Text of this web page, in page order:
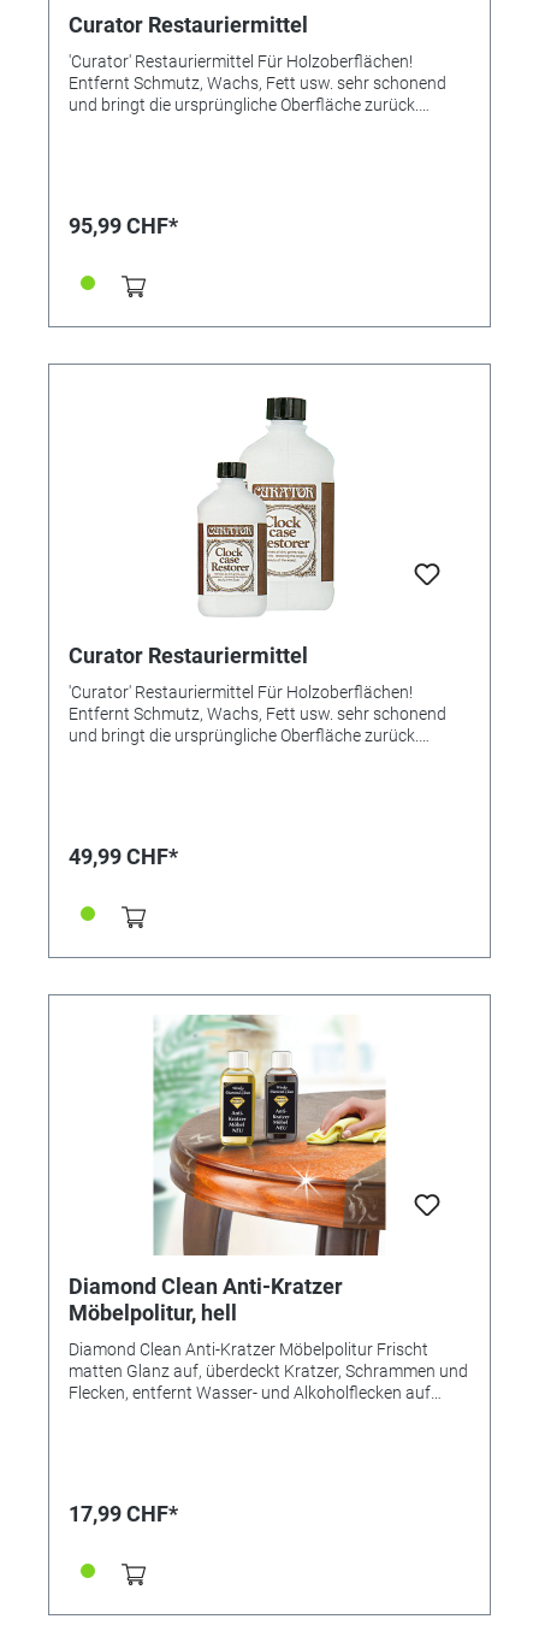
Curator Restauriermittel
'Curator' Restauriermittel Für Holzoberflächen!
Entfernt Schmutz, Wachs, Fett usw. sehr schonend
und bringt die ursprüngliche Oberfläche zurück.
95,99 CHF*
Curator Restauriermittel
'Curator' Restauriermittel Für Holzoberflächen!
Entfernt Schmutz, Wachs, Fett usw. sehr schonend
und bringt die ursprüngliche Oberfläche zurück.
49,99 CHF*
Diamond Clean Anti-Kratzer
Möbelpolitur, hell
Diamond Clean Anti-Kratzer Möbelpolitur Frischt
matten Glanz auf, überdeckt Kratzer, Schrammen und
Flecken, entfernt Wasser- und Alkoholflecken auf
17,99 CHF*